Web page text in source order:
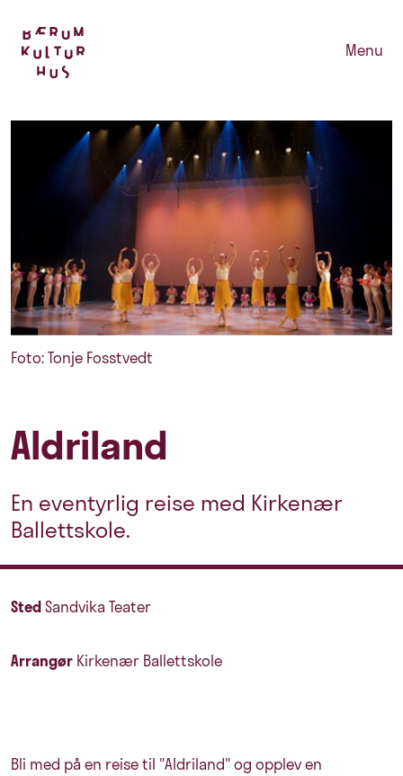
Menu
Foto: Tonje Fosstvedt
Aldriland
En eventyrlig reise med Kirkenær
Ballettskole.
StedSandvika Teater
Arrangør Kirkenær Ballettskole
Bli med på en reise til "Aldriland" og opplev en